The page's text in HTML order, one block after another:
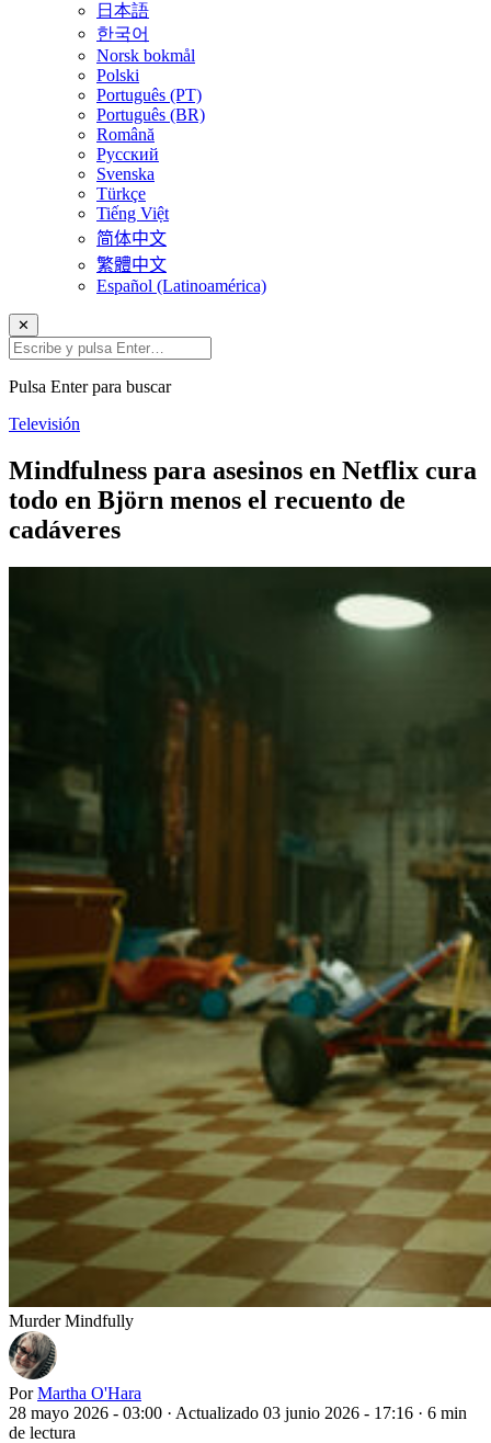
日本語
한국어
Norsk bokmål
Polski
Português (PT)
Português (BR)
Română
Русский
Svenska
Türkçe
Tiếng Việt
简体中文
繁體中文
Español (Latinoamérica)
✕
Pulsa Enter para buscar
Televisión
Mindfulness para asesinos en Netflix cura
todo en Björn menos el recuento de
cadáveres
Murder Mindfully
Por Martha O'Hara
28 mayo 2026 - 03:00 · Actualizado 03 junio 2026 - 17:16 · 6 min
de lectura